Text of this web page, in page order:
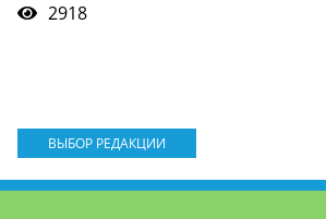
2918
ВЫБОР РЕДАКЦИИ